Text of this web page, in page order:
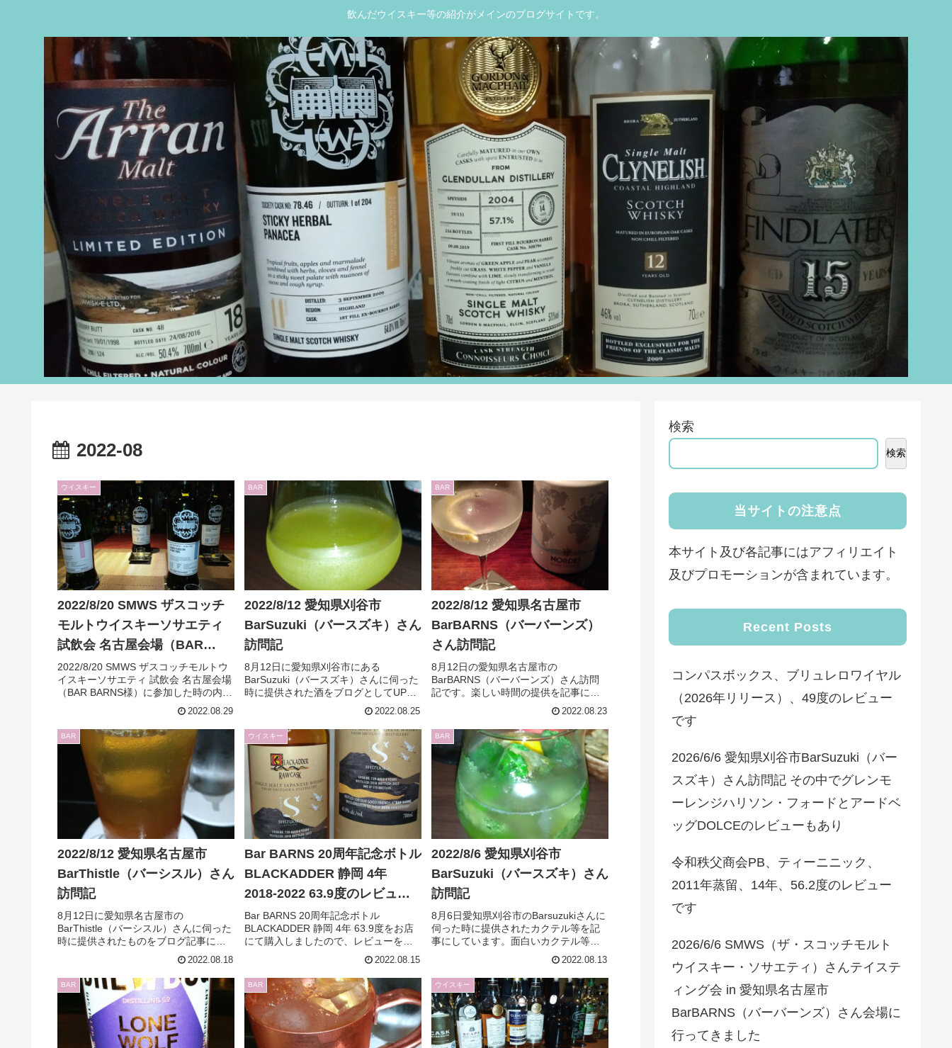
飲んだウイスキー等の紹介がメインのブログサイトです。
2022-08
ウイスキー
2022/8/20 SMWS ザスコッチ
モルトウイスキーソサエティ
試飲会 名古屋会場（BAR
BARNS様）に参加しました
2022/8/20 SMWS ザスコッチモルトウ
イスキーソサエティ 試飲会 名古屋会場
（BAR BARNS様）に参加した時の内容
をブログ記事にしました。購入又は入
2022.08.29
BAR
2022/8/12 愛知県刈谷市
BarSuzuki（バースズキ）さん
訪問記
8月12日に愛知県刈谷市にある
BarSuzuki（バースズキ）さんに伺った
時に提供された酒をブログとしてUPし
ました。気になるのであれば貴方も行
2022.08.25
BAR
2022/8/12 愛知県名古屋市
BarBARNS（バーバーンズ）
さん訪問記
8月12日の愛知県名古屋市の
BarBARNS（バーバーンズ）さん訪問
記です。楽しい時間の提供を記事にし
2022.08.23
BAR
2022/8/12 愛知県名古屋市
BarThistle（バーシスル）さん
訪問記
8月12日に愛知県名古屋市の
BarThistle（バーシスル）さんに伺った
時に提供されたものをブログ記事にし
ました。オリジナリティ溢れる酒をお
2022.08.18
ウイスキー
Bar BARNS 20周年記念ボトル
BLACKADDER 静岡 4年
2018-2022 63.9度のレビュー
です。
Bar BARNS 20周年記念ボトル
BLACKADDER 静岡 4年 63.9度をお店
にて購入しましたので、レビューを記
事にしました。素晴らしく美味しいウ
イスキーがまた手元に増えることにな
りました。おまけでプライベートカス
クとして流通した別の静岡蒸留所シン
グルモルトとの比較もしています。
2022.08.15
BAR
2022/8/6 愛知県刈谷市
BarSuzuki（バースズキ）さん
訪問記
8月6日愛知県刈谷市のBarsuzukiさんに
伺った時に提供されたカクテル等を記
事にしています。面白いカクテル等を
2022.08.13
BAR BAR ウイスキー
検索
検索
当サイトの注意点
本サイト及び各記事にはアフィリエイト
及びプロモーションが含まれています。
Recent Posts
コンパスボックス、ブリュレロワイヤル
（2026年リリース）、49度のレビュー
です
2026/6/6 愛知県刈谷市BarSuzuki（バー
スズキ）さん訪問記 その中でグレンモ
ーレンジハリソン・フォードとアードベ
ッグDOLCEのレビューもあり
令和秩父商会PB、ティーニニック、
2011年蒸留、14年、56.2度のレビュー
です
2026/6/6 SMWS（ザ・スコッチモルト
ウイスキー・ソサエティ）さんテイステ
ィング会 in 愛知県名古屋市
BarBARNS（バーバーンズ）さん会場に
行ってきました